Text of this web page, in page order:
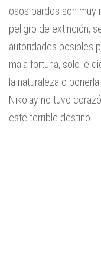
osos pardos son muy
peligro de extinción,
autoridades posibles
mala fortuna, solo le
la naturaleza o
Nikolay no tuvo
este terrible destino.